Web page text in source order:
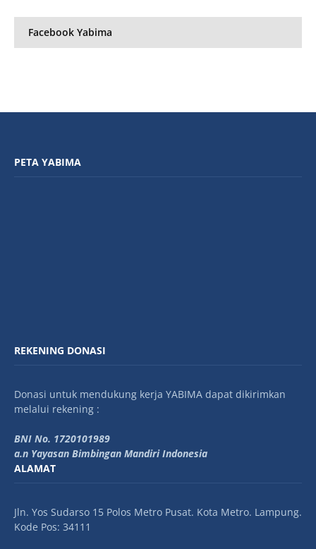
Facebook Yabima
PETA YABIMA
REKENING DONASI
Donasi untuk mendukung kerja YABIMA dapat dikirimkan
melalui rekening :
BNI No. 1720101989
a.n Yayasan Bimbingan Mandiri Indonesia
ALAMAT
Jln. Yos Sudarso 15 Polos Metro Pusat. Kota Metro. Lampung.
Kode Pos: 34111